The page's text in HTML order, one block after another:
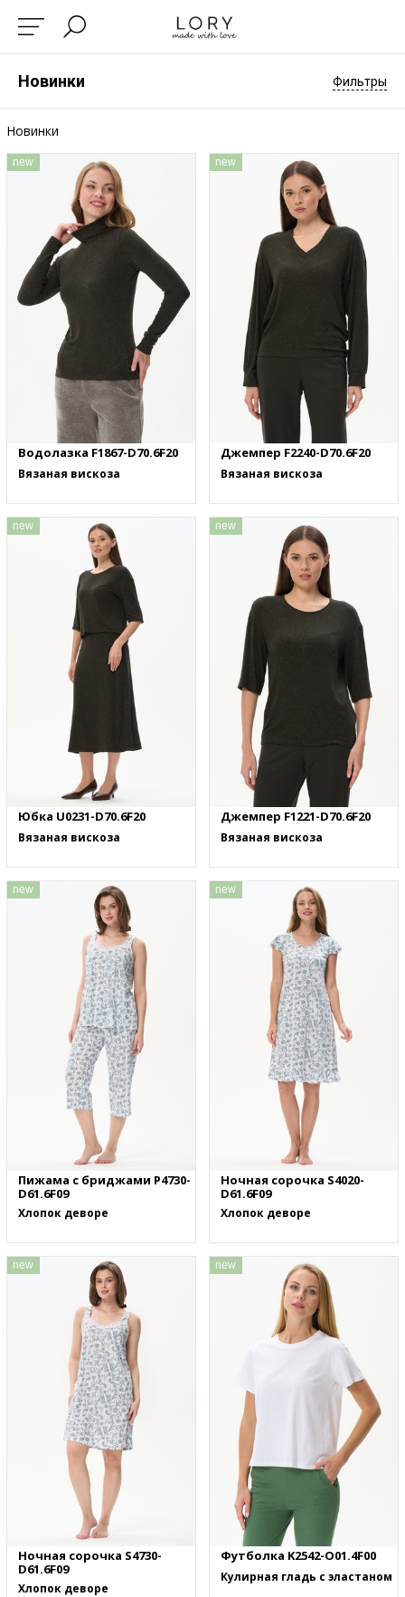
Новинки Фильтры
Новинки
new
Водолазка F1867-D70.6F20
Вязаная вискоза
new
Джемпер F2240-D70.6F20
Вязаная вискоза
new
Юбка U0231-D70.6F20
Вязаная вискоза
new
Джемпер F1221-D70.6F20
Вязаная вискоза
new
Пижама с бриджами P4730-
D61.6F09
Хлопок деворе
new
Ночная сорочка S4020-
D61.6F09
Хлопок деворе
new
Ночная сорочка S4730-
D61.6F09
Хлопок деворе
new
Футболка K2542-O01.4F00
Кулирная гладь с эластаном